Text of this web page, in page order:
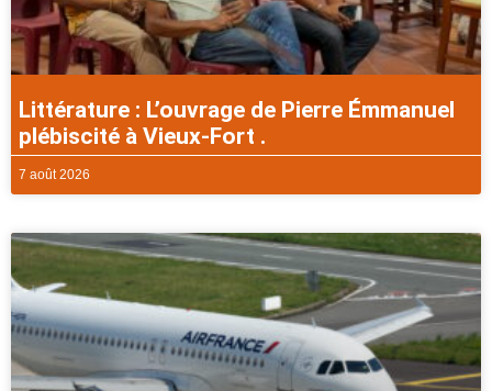
Littérature : L’ouvrage de Pierre Émmanuel
plébiscité à Vieux-Fort .
7 août 2026